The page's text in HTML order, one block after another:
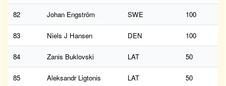
82 Johan Engström SWE 100
83 Niels J Hansen DEN 100
84 Zanis Buklovski LAT 50
85 Aleksandr Ligtonis LAT 50